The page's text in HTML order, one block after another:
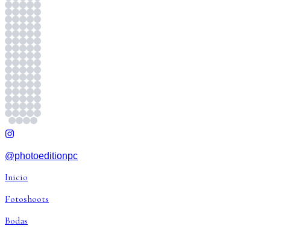
@photoeditionpc
Inicio
Fotoshoots
Bodas